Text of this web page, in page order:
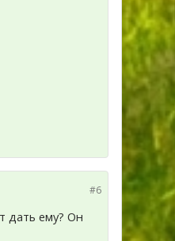
#6
дать ему? Он